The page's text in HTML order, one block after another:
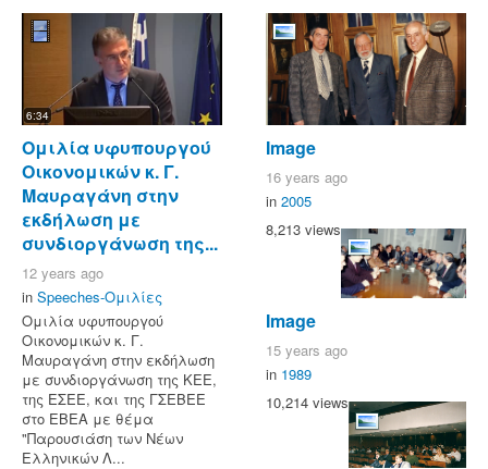
6:34
Ομιλία υφυπουργού
Οικονομικών κ. Γ.
Μαυραγάνη στην
εκδήλωση με
συνδιοργάνωση της...
12 years ago
in Speeches-Ομιλίες
Ομιλία υφυπουργού
Οικονομικών κ. Γ.
Μαυραγάνη στην εκδήλωση
με συνδιοργάνωση της ΚΕΕ,
της ΕΣΕΕ, και της ΓΣΕΒΕΕ
στο ΕΒΕΑ με θέμα
"Παρουσιάση των Νέων
Ελληνικών Λ...
Image
16 years ago
in 2005
8,213 views
Image
15 years ago
in 1989
10,214 views